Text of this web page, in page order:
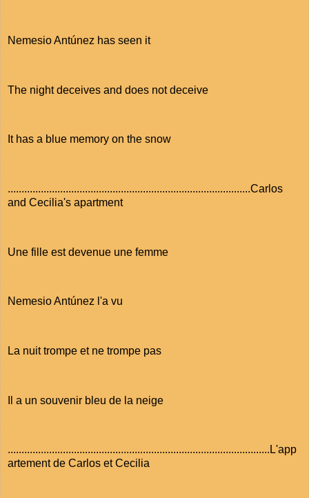
Nemesio Antúnez has seen it
The night deceives and does not deceive
It has a blue memory on the snow
........................................................................................Carlos
and Cecilia's apartment
Une fille est devenue une femme
Nemesio Antúnez l'a vu
La nuit trompe et ne trompe pas
Il a un souvenir bleu de la neige
...............................................................................................L'app
artement de Carlos et Cecilia